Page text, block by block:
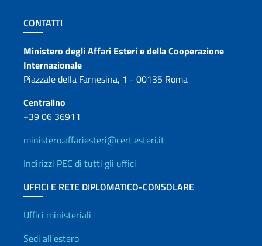
Sezione footer
CONTATTI
Contatti
Ministero degli Affari Esteri e della Cooperazione
Internazionale
Piazzale della Farnesina, 1 - 00135 Roma
Centralino
+39 06 36911
ministero.affariesteri@cert.esteri.it
Indirizzi PEC di tutti gli uffici
UFFICI E RETE DIPLOMATICO-CONSOLARE
Uffici e Rete diplomatica
Uffici ministeriali
Sedi all'estero